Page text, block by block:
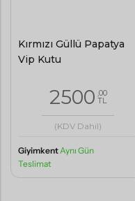
Kırmızı Güllü Papatya
Vip Kutu
2500 ,00
TL
(KDV Dahil)
GiyimkentAynı Gün
Teslimat